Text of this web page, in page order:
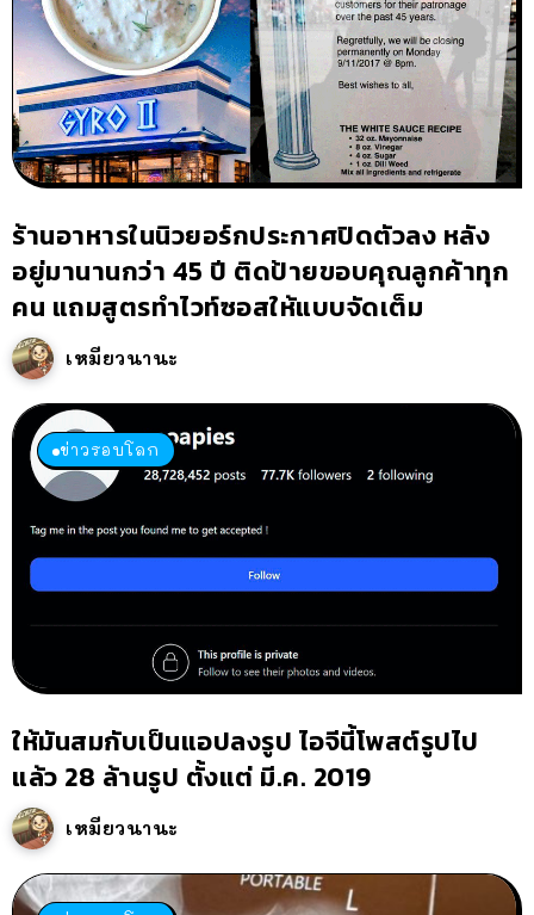
ร้านอาหารในนิวยอร์กประกาศปิดตัวลง หลัง
อยู่มานานกว่า 45 ปี ติดป้ายขอบคุณลูกค้าทุก
คน แถมสูตรทำไวท์ซอสให้แบบจัดเต็ม
เหมียวนานะ
ข่าวรอบโลก
ให้มันสมกับเป็นแอปลงรูป ไอจีนี้โพสต์รูปไป
แล้ว 28 ล้านรูป ตั้งแต่ มี.ค. 2019
เหมียวนานะ